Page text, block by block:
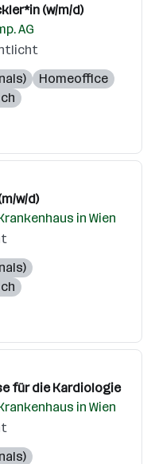
(w/m/d)
AG
Homeoffice
w/d)
in Wien
für die Kardiologie
in Wien